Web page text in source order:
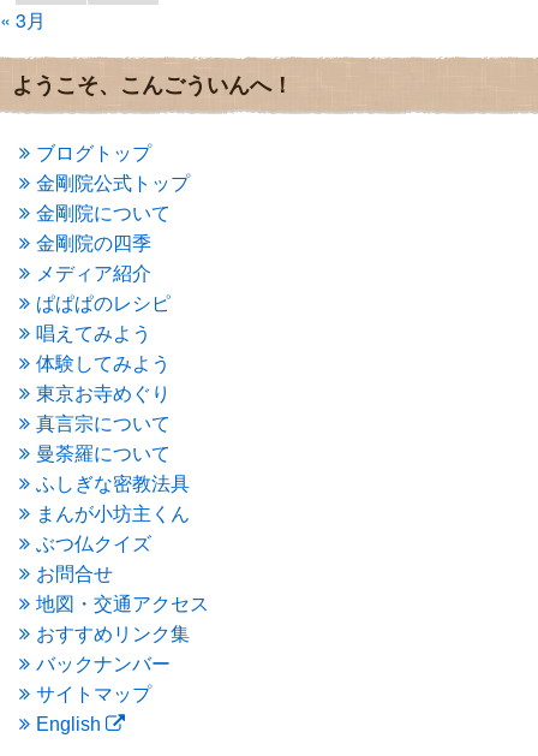
2016年9月
2016年6月
(2)
2016年5月(3)
2016年4月
(4)
2016年3月(4)
2016年2月(5)
2016年1月(3)
2015年12月(6)
2015年11月(4)
2015年10月
(4)
2015年9月
(3)
2015年8月(4)
2015年7月(4)
2015年6月(3)
2015年5月(1)
2015年4月(1)
(3)
2015年2月(3)
2015年1月(1)
2014年12月 (2)
2014年9月
2014年5月(1)
2014年4月 (4)
2014年1月 (1)
2013年11月(4)
2013年10月 (2)
2013年9月(4)
« 3月
ようこそ、こんごういんへ！
ブログトップ
金剛院公式トップ
金剛院について
金剛院の四季
メディア紹介
ぱぱぱのレシピ
唱えてみよう
体験してみよう
東京お寺めぐり
真言宗について
曼荼羅について
ふしぎな密教法具
まんが小坊主くん
ぶつ仏クイズ
お問合せ
地図・交通アクセス
おすすめリンク集
バックナンバー
サイトマップ
English